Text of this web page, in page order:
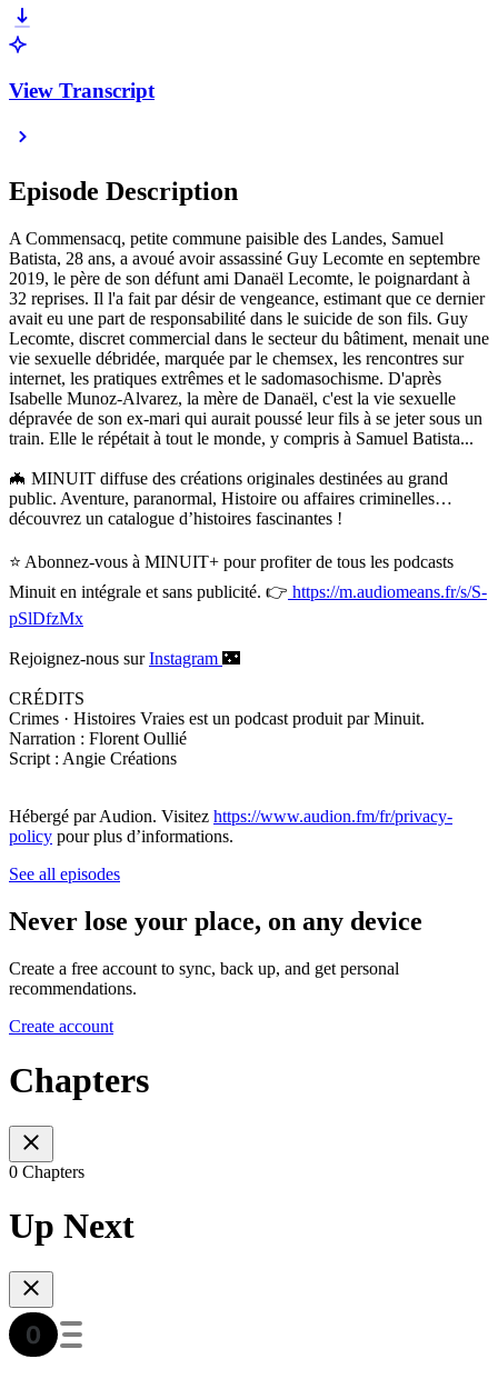
View Transcript
Episode Description
A Commensacq, petite commune paisible des Landes, Samuel
Batista, 28 ans, a avoué avoir assassiné Guy Lecomte en septembre
2019, le père de son défunt ami Danaël Lecomte, le poignardant à
32 reprises. Il l'a fait par désir de vengeance, estimant que ce dernier
avait eu une part de responsabilité dans le suicide de son fils. Guy
Lecomte, discret commercial dans le secteur du bâtiment, menait une
vie sexuelle débridée, marquée par le chemsex, les rencontres sur
internet, les pratiques extrêmes et le sadomasochisme. D'après
Isabelle Munoz-Alvarez, la mère de Danaël, c'est la vie sexuelle
dépravée de son ex-mari qui aurait poussé leur fils à se jeter sous un
train. Elle le répétait à tout le monde, y compris à Samuel Batista...
🦇 MINUIT diffuse des créations originales destinées au grand
public. Aventure, paranormal, Histoire ou affaires criminelles…
découvrez un catalogue d’histoires fascinantes !
⭐️ Abonnez-vous à MINUIT+ pour profiter de tous les podcasts
Minuit en intégrale et sans publicité. 👉 https://m.audiomeans.fr/s/S-
pSlDfzMx
Rejoignez-nous surInstagram 🌃
CRÉDITS
Crimes · Histoires Vraies est un podcast produit par Minuit.
Narration : Florent Oullié
Script : Angie Créations
Hébergé par Audion. Visitez https://www.audion.fm/fr/privacy-
policy pour plus d’informations.
See all episodes
Never lose your place, on any device
Create a free account to sync, back up, and get personal
recommendations.
Create account
Chapters
0 Chapters
Up Next